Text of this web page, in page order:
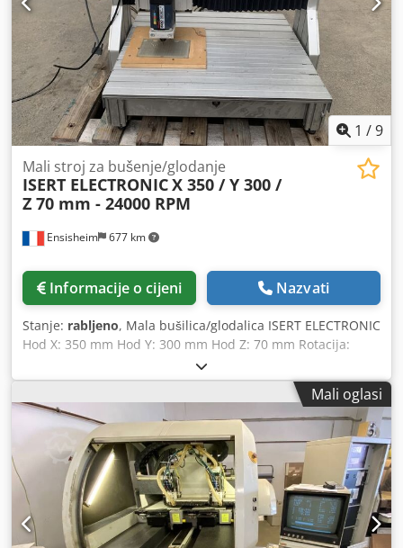
1 /9
Ensisheim 677 km
Mali stroj za bušenje/glodanje
ISERT ELECTRONICX 350 / Y 300 /
Z 70 mm - 24000 RPM
Informacije o cijeni Nazvati
Stanje: rabljeno, Mala bušilica/glodalica ISERT ELECTRONIC
Hod X: 350 mm Hod Y: 300 mm Hod Z: 70 mm Rotacija:
8000 / 9500 / 13500 / 20500 / 24000 okretaja u minuti Stroj
se može koristiti za bušenje tiskanih pločica ili za druge
namjene. Strojem se upravljalo putem računala koje više
nije prisutno. Mogućnost ručnog korištenja Djdpfx Akezmx
Iwoqskr Opremljeno s: 1 glodalicom KRESS Napon: 220 V
mono Dimenzije (D x Š x V): 950 x 700 x 700 mm Težina: cca
Mali oglasi